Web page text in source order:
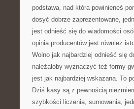
podstawa, nad która powinieneś
dosyć dobrze zaprezentowane,
jest odnieść się do wiadomości
opinia producentów jest również
Wolno jak najbardziej odnieść się
należałoby wyznaczyć też formy
jest jak najbardziej wskazana. To
Dziś kasy są z pewnością
szybkości liczenia, sumowania,